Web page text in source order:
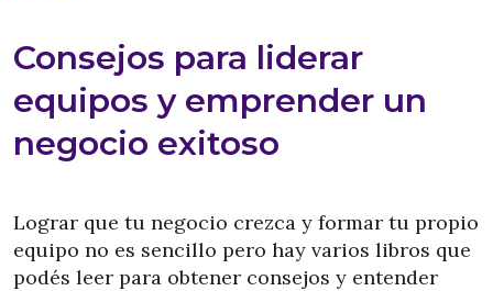
Consejos para liderar
equipos y emprender un
negocio exitoso
Lograr que tu negocio crezca y formar tu propio
equipo no es sencillo pero hay varios libros que
podés leer para obtener consejos y entender